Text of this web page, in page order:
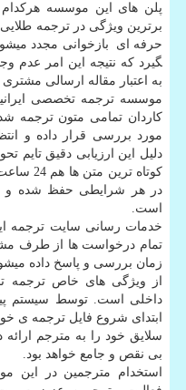
پلن های این موسسه هرکدام
برترین ویژگی در ترجمه
حرفه ای بازخوانی مجدد
گیرد که نتیجه این امر عدم
به اعتبار مقاله ارسالی
موسسه ترجمه تخصصی
کاردان تمامی متون ترجمه
مورد بررسی قرار داده و
دلیل این ارزیابی دقیق تایم
کوتاه
در هر شرایطی حفظ شده و
است.
خدمات رسانی سایت ترجمه
تمام درخواست ها از طرف
زمان بررسی و پاسخ داده
از ویژگی های خاص ترجمه
داخلی است. توسط سیستم
ابتدای شروع فایل ترجمه ی
سلایق خود را به مترجم ارائه
بی نقص و جامع خواهد بود.
استخدام مترجمین در